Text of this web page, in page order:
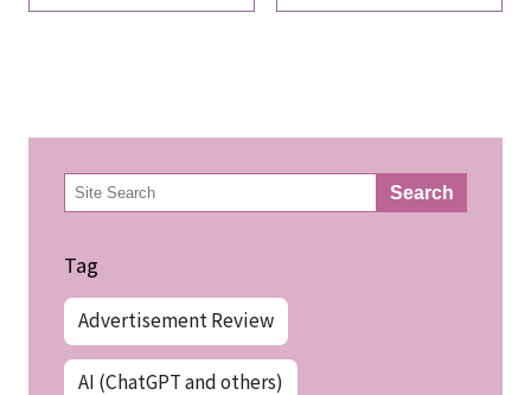
検
索 Search
Tag
Advertisement Review
AI (ChatGPT and others)